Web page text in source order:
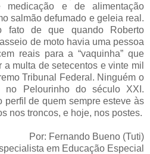
e de alimentação
salmão defumado e geleia real.
fato de que quando Roberto
de moto havia uma pessoa
reais para a “vaquinha” que
multa de setecentos e vinte mil
Tribunal Federal. Ninguém o
no Pelourinho do século XXI.
perfil de quem sempre esteve às
nos troncos, e hoje, nos postes.
Por: Fernando Bueno (Tuti)
em Educação Especial